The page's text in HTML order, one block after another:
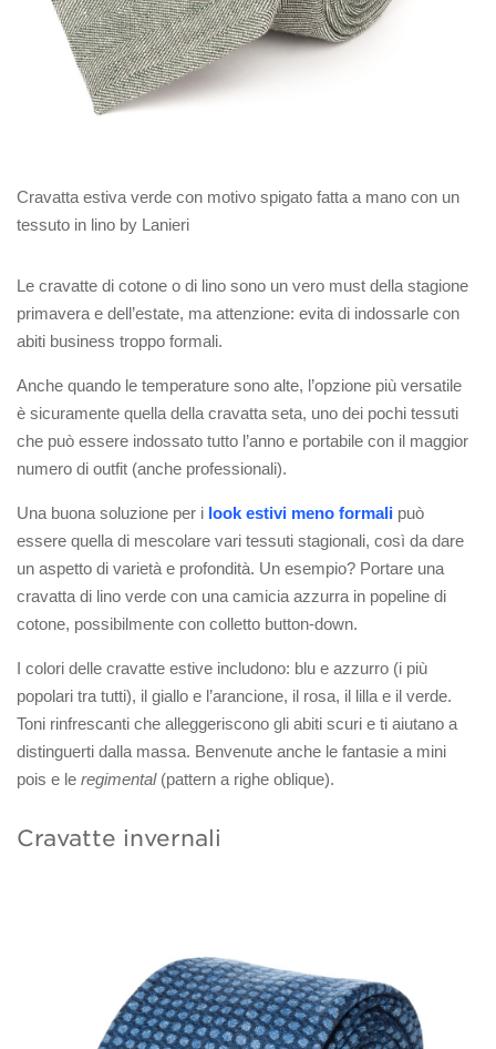
Cravatta estiva verde con motivo spigato fatta a mano con un
tessuto in lino by Lanieri
Le cravatte di cotone o di lino sono un vero must della stagione
primavera e dell’estate, ma attenzione: evita di indossarle con
abiti business troppo formali.
Anche quando le temperature sono alte, l’opzione più versatile
è sicuramente quella della cravatta seta, uno dei pochi tessuti
che può essere indossato tutto l’anno e portabile con il maggior
numero di outfit (anche professionali).
Una buona soluzione per i look estivi meno formali può
essere quella di mescolare vari tessuti stagionali, così da dare
un aspetto di varietà e profondità. Un esempio? Portare una
cravatta di lino verde con una camicia azzurra in popeline di
cotone, possibilmente con colletto button-down.
I colori delle cravatte estive includono: blu e azzurro (i più
popolari tra tutti), il giallo e l’arancione, il rosa, il lilla e il verde.
Toni rinfrescanti che alleggeriscono gli abiti scuri e ti aiutano a
distinguerti dalla massa. Benvenute anche le fantasie a mini
pois e le regimental(pattern a righe oblique).
Cravatte invernali